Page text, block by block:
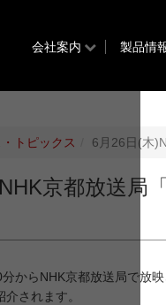
会社案内 製品情
トピックス 6月26日(木
京都放送
からNHK京都放送局で放
されます。